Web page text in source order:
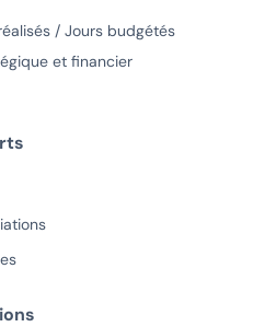
/ Jours budgétés
et financier